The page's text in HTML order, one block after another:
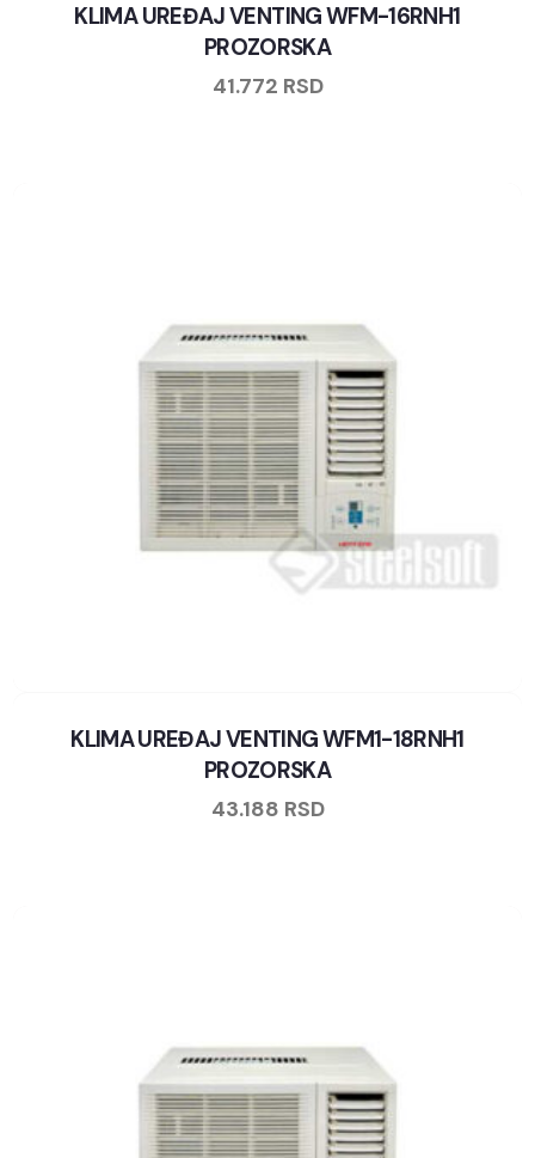
KLIMA UREĐAJ VENTING WFM-16RNH1
PROZORSKA
41.772 RSD
KLIMA UREĐAJ VENTING WFM1-18RNH1
PROZORSKA
43.188 RSD